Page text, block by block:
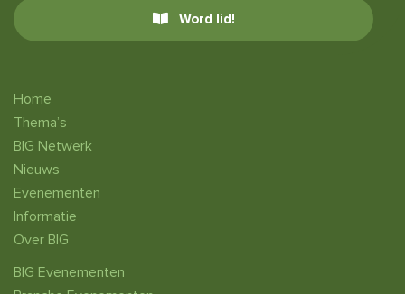
Word lid!
Home
Thema’s
BIG Netwerk
Nieuws
Evenementen
Informatie
Over BIG
BIG Evenementen